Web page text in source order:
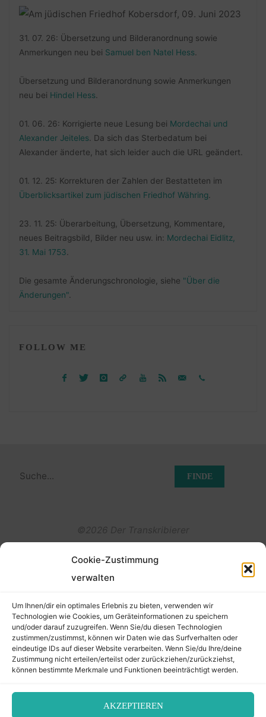
Cookie-Zustimmung
verwalten
Um Ihnen/dir ein optimales Erlebnis zu bieten, verwenden wir
Technologien wie Cookies, um Geräteinformationen zu speichern
und/oder darauf zuzugreifen. Wenn Sie/du diesen Technologien
zustimmen/zustimmst, können wir Daten wie das Surfverhalten oder
eindeutige IDs auf dieser Website verarbeiten. Wenn Sie/du Ihre/deine
Zustimmung nicht erteilen/erteilst oder zurückziehen/zurückziehst,
können bestimmte Merkmale und Funktionen beeinträchtigt werden.
AKZEPTIEREN
31. 07. 26: Übersetzung und Bilderanordnung sowie
Anmerkungen neu bei Samuel ben Natel Hess
Übersetzung und Bilderanordnung sowie Anmerkungen
neu bei Hindel Hess
01. 06. 26: Korrigierte neue Lesung bei Mordechai und
Alexander Jeiteles . Da sich das Sterbedatum bei
Alexander änderte, hat sich leider auch die URL geändert.
01. 12. 25: Korrekturen der Zahlen der Bestatteten im
Überblicksartikel zum jüdischen Friedhof Währing
23. 11. 25: Überarbeitung, Übersetzung, Kommentare,
neues Beitragsbild, Bilder neu usw. in: Mordechai Eidlitz,
31. Mai 1753
Die gesamte Änderungschronologie, siehe "Über die
Änderungen".
FOLLOW ME
Suchen
©2026 Der Transkribierer
Datenschutz
Cookie-Richtlinie (EU)
to
Top